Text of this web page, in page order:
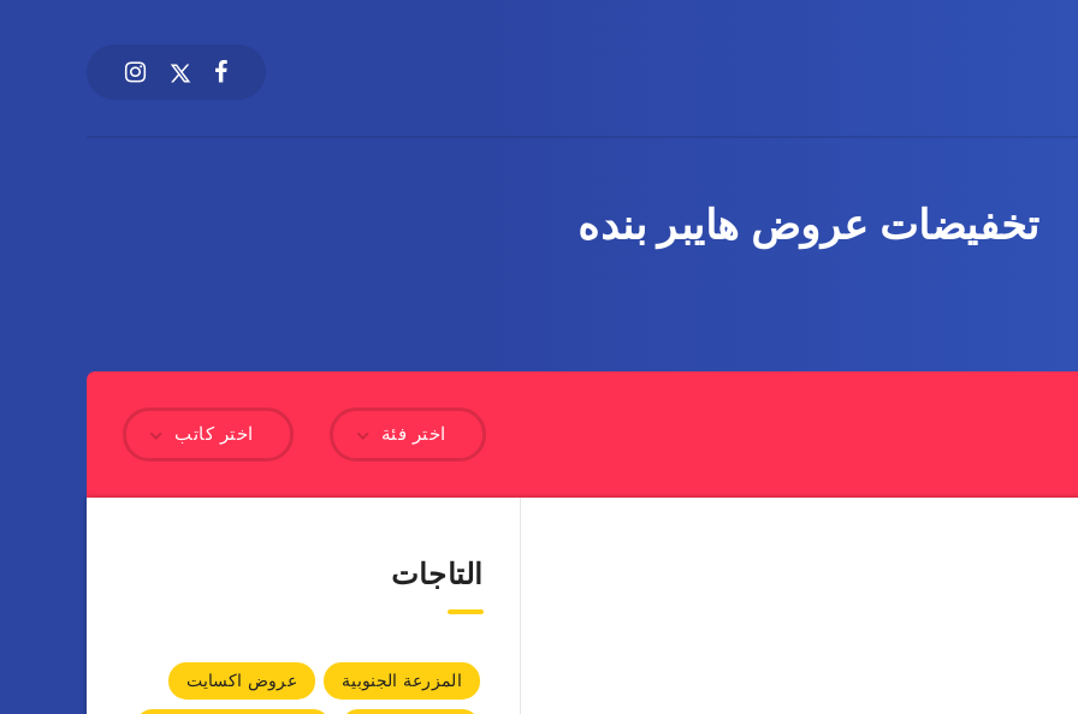
تخفيضات عروض هايبر بنده
اختر كاتب اختر فئة
التاجات
المزرعة الجنوبية
عروض اكسايت